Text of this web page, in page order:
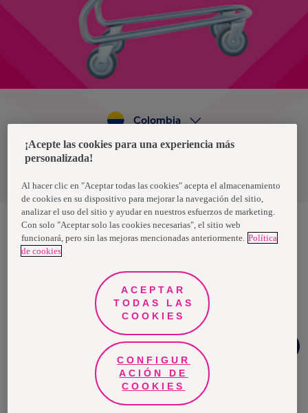
Política de privacidad de datos
Colombia
Nosotras, una marca de Essity - una compañía global líder en
higiene y salud. Cada día, mil millones de personas, en todo el
propósito es romper barreras por el bienestar en beneficio de
consumidores, pacientes, cuidadores, clientes y la sociedad en
general. Vendemos en aproximadamente 150 países bajo las
principales marcas globales TENA y Tork, así como otras marcas
como Actimove, Cutimed, JOBST, Knix, Leukoplast, Libero, Libresse,
Lotus, Modibodi, Nosotras, Saba, Tempo, TOM Organic y Zewa. En
2024, Essity tuvo ventas de aproximadamente 13 mil millones de
euros y empleó a 36,000 personas. La sede de la compañía está
ubicada en Estocolmo, Suecia, y Essity cotiza en Nasdaq Estocolmo.
Más información enwww.essity.com.
¡Acepte las cookies para una experiencia más
personalizada!
Al hacer clic en "Aceptar todas las cookies" acepta el almacenamiento
de cookies en su dispositivo para mejorar la navegación del sitio,
analizar el uso del sitio y ayudar en nuestros esfuerzos de marketing.
Con solo "Aceptar solo las cookies necesarias", el sitio web
funcionará, pero sin las mejoras mencionadas anteriormente. Política
de cookies
ACEPTAR
TODAS LAS
COOKIES
CONFIGUR
ACIÓN DE
COOKIES